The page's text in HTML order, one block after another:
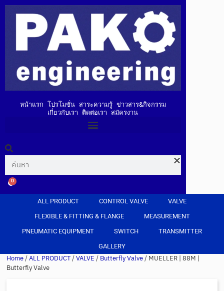
หน้าแรก โปรโมชั่น สาระความรู้ ข่าวสาร&กิจกรรม
เกี่ยวกับเรา
ติดต่อเรา สมัครงาน
0
ALL PRODUCT CONTROL VALVE
VALVE
FLEXIBLE & FITTING & FLANGE
MEASUREMENT
PNEUMATIC EQUIPMENT
SWITCH
TRANSMITTER
GALLERY
Home/ALL PRODUCT/VALVE/Butterfly Valve/ MUELLER | 88M |
Butterfly Valve